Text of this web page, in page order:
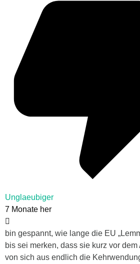
Unglaeubiger
7 Monate her
bin gespannt, wie lange die EU
bis sei merken, dass sie kurz vor
von sich aus endlich die